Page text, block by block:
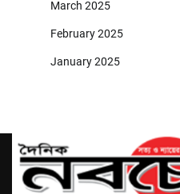
March 2025
February 2025
January 2025